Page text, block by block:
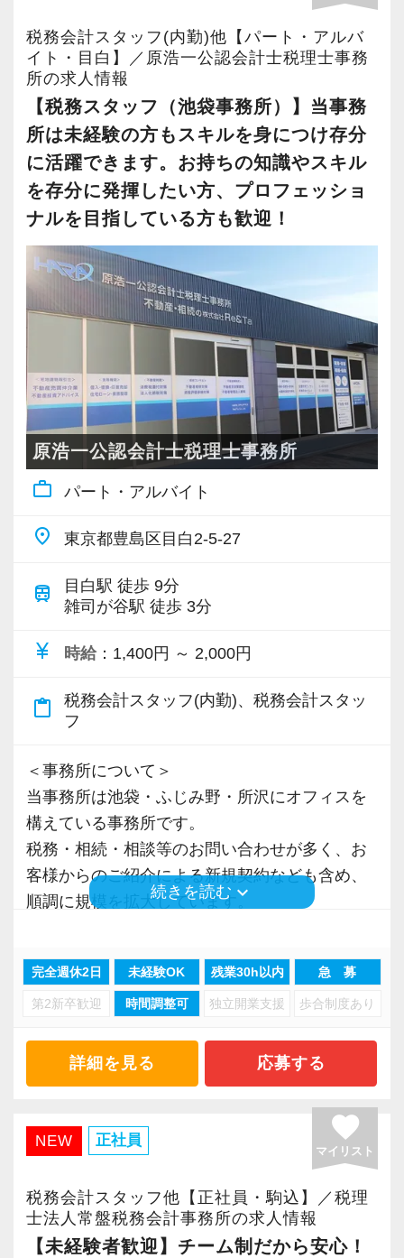
税務会計スタッフ(内勤)他【パート・アルバ
イト・目白】／原浩一公認会計士税理士事務
所の求人情報
【税務スタッフ（池袋事務所）】当事務
所は未経験の方もスキルを身につけ存分
に活躍できます。お持ちの知識やスキル
を存分に発揮したい方、プロフェッショ
ナルを目指している方も歓迎！
原浩一公認会計士税理士事務所
work_outline パート・アルバイト
place 東京都豊島区目白2-5-27
train
目白駅 徒歩 9分
雑司が谷駅 徒歩 3分
currency_yen 時給 ：1,400円 ～ 2,000円
content_paste
税務会計スタッフ(内勤)、税務会計スタッ
フ
＜事務所について＞
当事務所は池袋・ふじみ野・所沢にオフィスを
構えている事務所です。
税務・相続・相談等のお問い合わせが多く、お
客様からのご紹介による新規契約なども含め、
順調に規模を拡⼤しています。
多種多様な業種のお客様や成長途中のお客様を
サポートする事が多く、業務を通してお客様と
豊富な案件を取り扱ってますので、幅広い経験
を積むことができ、成長機会が多い事務所で
当事務所はお客様の身近に立ち、常に事業の将
来を思い描きながら経営されてるお客様を支援
できるよう、どのようなことも分かりやすく説
続きを読む keyboard_arrow_down
完全週休2日 未経験OK 残業30h以内 急 募
第2新卒歓迎 時間調整可 独立開業支援 歩合制度あり
詳細を見る 応募する
NEW 正社員 favorite
マイリスト
税務会計スタッフ他【正社員・駒込】／税理
士法人常盤税務会計事務所の求人情報
【未経験者歓迎】チーム制だから安心！